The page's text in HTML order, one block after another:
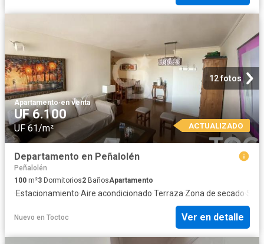
12 fotos
Apartamento·en venta
UF 6.100
UF 61/m² ACTUALIZADO
Departamento en Peñalolén
Peñalolén
100 m²3 Dormitorios2 BañosApartamento
·Estacionamiento·Aire acondicionado·Terraza·Zona de secado·
Nuevo en Toctoc Ver en detalle